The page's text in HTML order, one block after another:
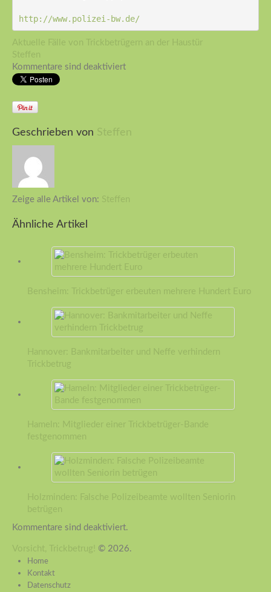
http://www.polizei-bw.de/
Aktuelle Fälle von Trickbetrügern an der Haustür
Steffen
Kommentare sind deaktiviert
Geschrieben von Steffen
Zeige alle Artikel von: Steffen
Ähnliche Artikel
Bensheim: Trickbetrüger erbeuten mehrere Hundert Euro
Hannover: Bankmitarbeiter und Neffe verhindern
Trickbetrug
Hameln: Mitglieder einer Trickbetrüger-Bande
festgenommen
Holzminden: Falsche Polizeibeamte wollten Seniorin
betrügen
Kommentare sind deaktiviert.
Vorsicht, Trickbetrug! © 2026.
Home
Kontakt
Datenschutz